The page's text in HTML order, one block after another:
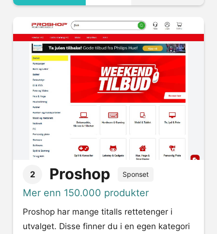
2 Proshop Sponset
Mer enn 150.000 produkter
Proshop har mange titalls rettetenger i
utvalget. Disse finner du i en egen kategori